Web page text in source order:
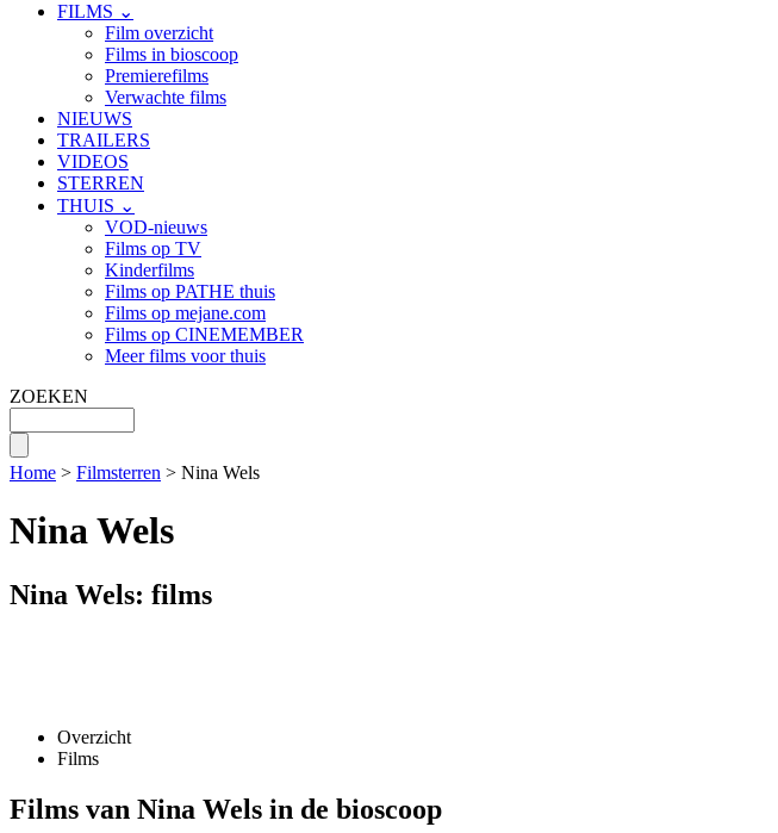
FILMS ⌄
Film overzicht
Films in bioscoop
Premierefilms
Verwachte films
NIEUWS
TRAILERS
VIDEOS
STERREN
THUIS ⌄
VOD-nieuws
Films op TV
Kinderfilms
Films op PATHE thuis
Films op mejane.com
Films op CINEMEMBER
Meer films voor thuis
ZOEKEN
Home > Filmsterren > Nina Wels
Nina Wels
Nina Wels: films
Overzicht
Films
Films van Nina Wels in de bioscoop